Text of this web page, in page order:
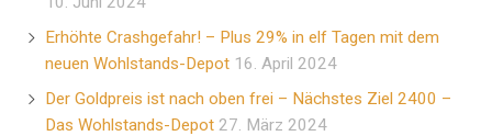
Erhöhte Crashgefahr! – Plus 29% in elf Tagen mit dem
neuen Wohlstands-Depot 16. April 2024
Der Goldpreis ist nach oben frei – Nächstes Ziel 2400 –
Das Wohlstands-Depot 27. März 2024